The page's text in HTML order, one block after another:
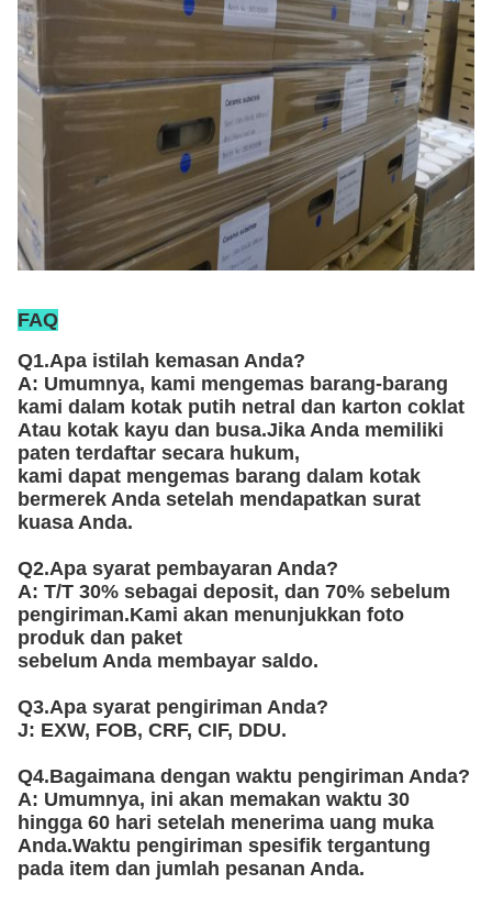
FAQ
Q1.Apa istilah kemasan Anda?
A: Umumnya, kami mengemas barang-barang
kami dalam kotak putih netral dan karton coklat
Atau kotak kayu dan busa.Jika Anda memiliki
paten terdaftar secara hukum,
kami dapat mengemas barang dalam kotak
bermerek Anda setelah mendapatkan surat
kuasa Anda.
Q2.Apa syarat pembayaran Anda?
A: T/T 30% sebagai deposit, dan 70% sebelum
pengiriman.Kami akan menunjukkan foto
produk dan paket
sebelum Anda membayar saldo.
Q3.Apa syarat pengiriman Anda?
J: EXW, FOB, CRF, CIF, DDU.
Q4.Bagaimana dengan waktu pengiriman Anda?
A: Umumnya, ini akan memakan waktu 30
hingga 60 hari setelah menerima uang muka
Anda.Waktu pengiriman spesifik tergantung
pada item dan jumlah pesanan Anda.